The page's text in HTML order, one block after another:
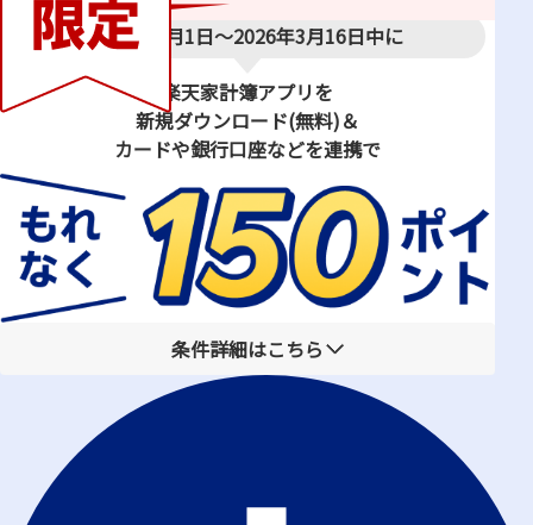
2026年2月1日〜2026年3月16日中に
楽天家計簿アプリを
新規ダウンロード(無料)＆
カードや銀行口座などを連携で
条件詳細はこちら